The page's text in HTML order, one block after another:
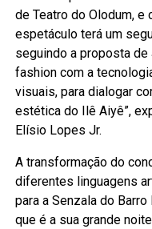
de Teatro do Olodum, e
espetáculo terá um
seguindo a proposta de
fashion com a
visuais, para dialogar
estética do Ilê Aiyê”,
Elísio Lopes Jr.
A transformação do
diferentes linguagens
para a Senzala do
que é a sua grande